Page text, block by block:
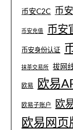
币安C2C 币
币安充值 币安
币安身份认证
抹茶交易所 拔网
欧易 欧易
欧易子账户 欧
欧易网页